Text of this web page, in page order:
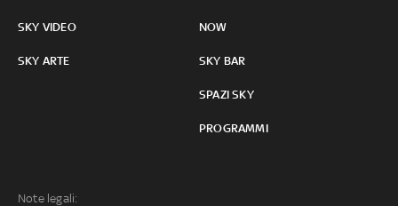
SKY VIDEO
SKY ARTE
NOW
SKY BAR
SPAZI SKY
PROGRAMMI
Note legali: